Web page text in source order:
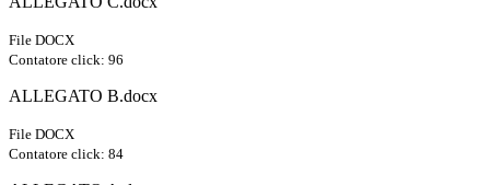
File DOCX
Contatore click: 96
ALLEGATO B.docx
File DOCX
Contatore click: 84